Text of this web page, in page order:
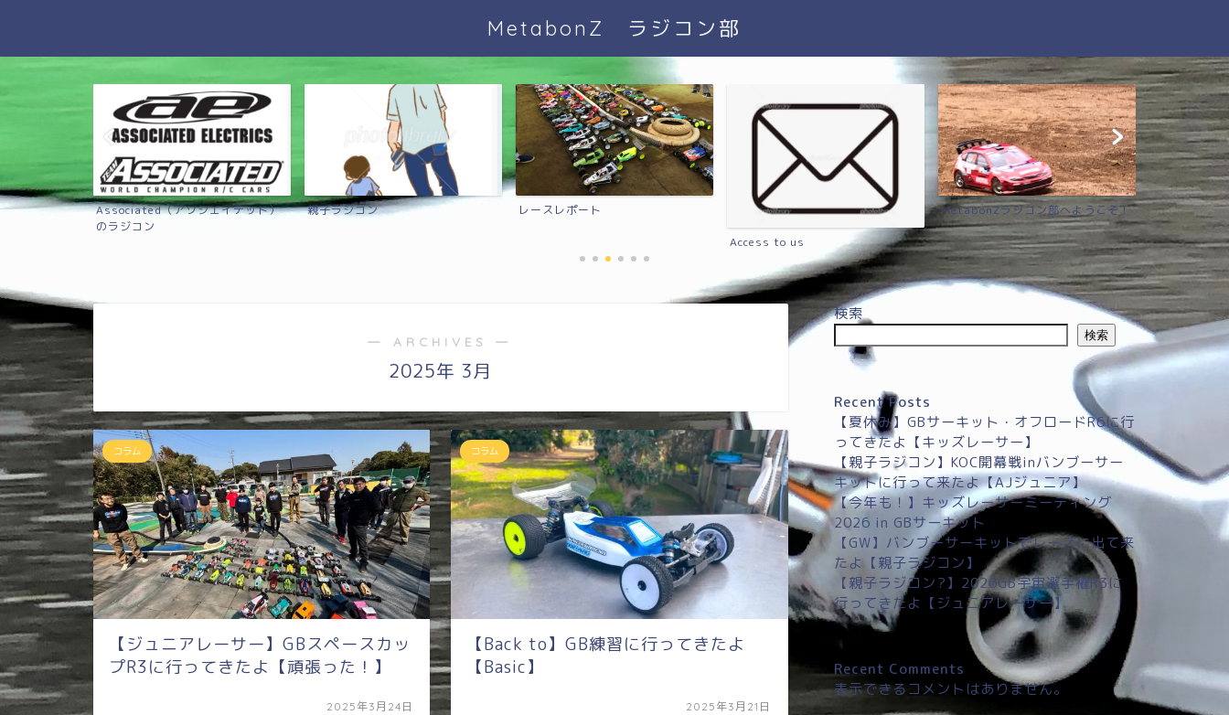
MetabonZ ラジコン部
Associated（アソシエイテッド）
のラジコン
親子ラジコン レースレポート
Access to us
MetabonZラジコン部へようこそ！
タミヤ（
― ARCHIVES ―
2025年 3月
コラム
【ジュニアレーサー】GBスペースカッ
プR3に行ってきたよ【頑張った！】
2025年3月24日
コラム
【Back to】GB練習に行ってきたよ
【Basic】
2025年3月21日
検索
検索
Recent Posts
【夏休み】GBサーキット・オフロードR6に行
ってきたよ【キッズレーサー】
【親子ラジコン】KOC開幕戦inバンブーサー
キットに行って来たよ【AJジュニア】
【今年も！】キッズレーサーミーティング
2026 in GBサーキット
【GW】バンブーサーキットでレースに出て来
たよ【親子ラジコン】
【親子ラジコン?】2026GB宇宙選手権R3に
行ってきたよ【ジュニアレーサー】
Recent Comments
表示できるコメントはありません。